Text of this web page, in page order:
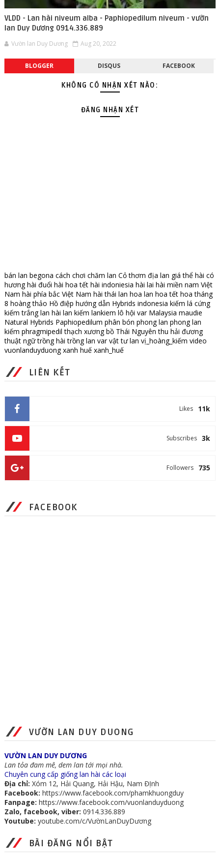
VLDD - Lan hài niveum alba - Paphiopedilum niveum - vườn
lan Duy Dương 0914.336.889
Vườn lan Duy Dương Aug 20, 2022
BLOGGER DISQUS FACEBOOK
KHÔNG CÓ NHẬN XÉT NÀO:
ĐĂNG NHẬN XÉT
bán lan begona cách chơi chăm lan Cỏ thơm địa lan giá thể hài có
hươnghài đuổi hài hoa tết hài indoniesia hài lai hài miền nam Việt
Nam hài phía bắc Việt Nam hài thái lan hoa lan hoa tết hoa tháng
8 hoàng thảo Hồ điệp hướng dẫn Hybrids indonesia kiếm lá cứng
kiếm trắnglan hài lan kiếm lankiem lô hội var Malaysia maudie
Natural Hybrids Paphiopedilum phân bón phong lan phong lan
kiếm phragmipedilthạch xương bồ Thái Nguyênthu hải đương
thuật ngữtrồng hàitrồng lan varvật tư lan vị_hoàng_kiếm video
vuonlanduyduongxanh huế xanh_huế
LIÊN KẾT
11k
Likes
3k
Subscribes
735
Followers
FACEBOOK
VƯỜN LAN DUY DUONG
VƯỜN LAN DUY DƯƠNG
Lan tỏa đam mê, dem lan tới mọi nhà.
Chuyên cung cấp giống lan hài các loại
Địa chỉ: Xóm 12, Hải Quang, Hải Hậu, Nam ĐỊnh
Facebook: https://www.facebook.com/phamkhuongduy
Fanpage: https://www.facebook.com/vuonlanduyduong
Zalo, facebook, viber: 0914.336.889
Youtube: youtube.com/c/VườnLanDuyDương
BÀI ĐĂNG NỔI BẬT